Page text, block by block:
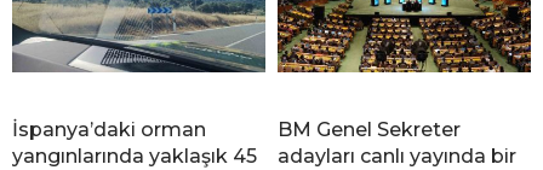
İspanya’daki orman
yangınlarında yaklaşık 45
BM Genel Sekreter
adayları canlı yayında bir